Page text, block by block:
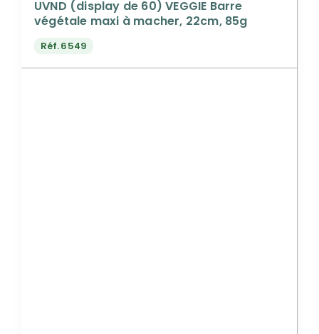
UVND (display de 60) VEGGIE Barre
végétale maxi à macher, 22cm, 85g
Réf.6549